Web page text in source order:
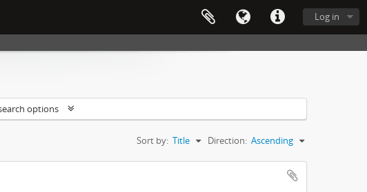
Log in
options
Sort by: Title Direction: Ascending